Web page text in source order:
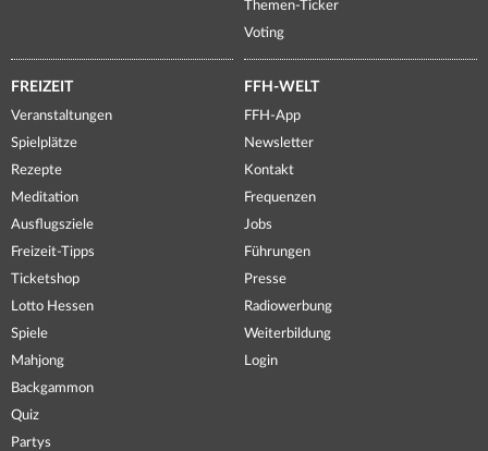
Themen-Ticker
Voting
FREIZEIT
Veranstaltungen
Spielplätze
Rezepte
Meditation
Ausflugsziele
Freizeit-Tipps
Ticketshop
Lotto Hessen
Spiele
Mahjong
Backgammon
Quiz
Partys
FFH-WELT
FFH-App
Newsletter
Kontakt
Frequenzen
Jobs
Führungen
Presse
Radiowerbung
Weiterbildung
Login